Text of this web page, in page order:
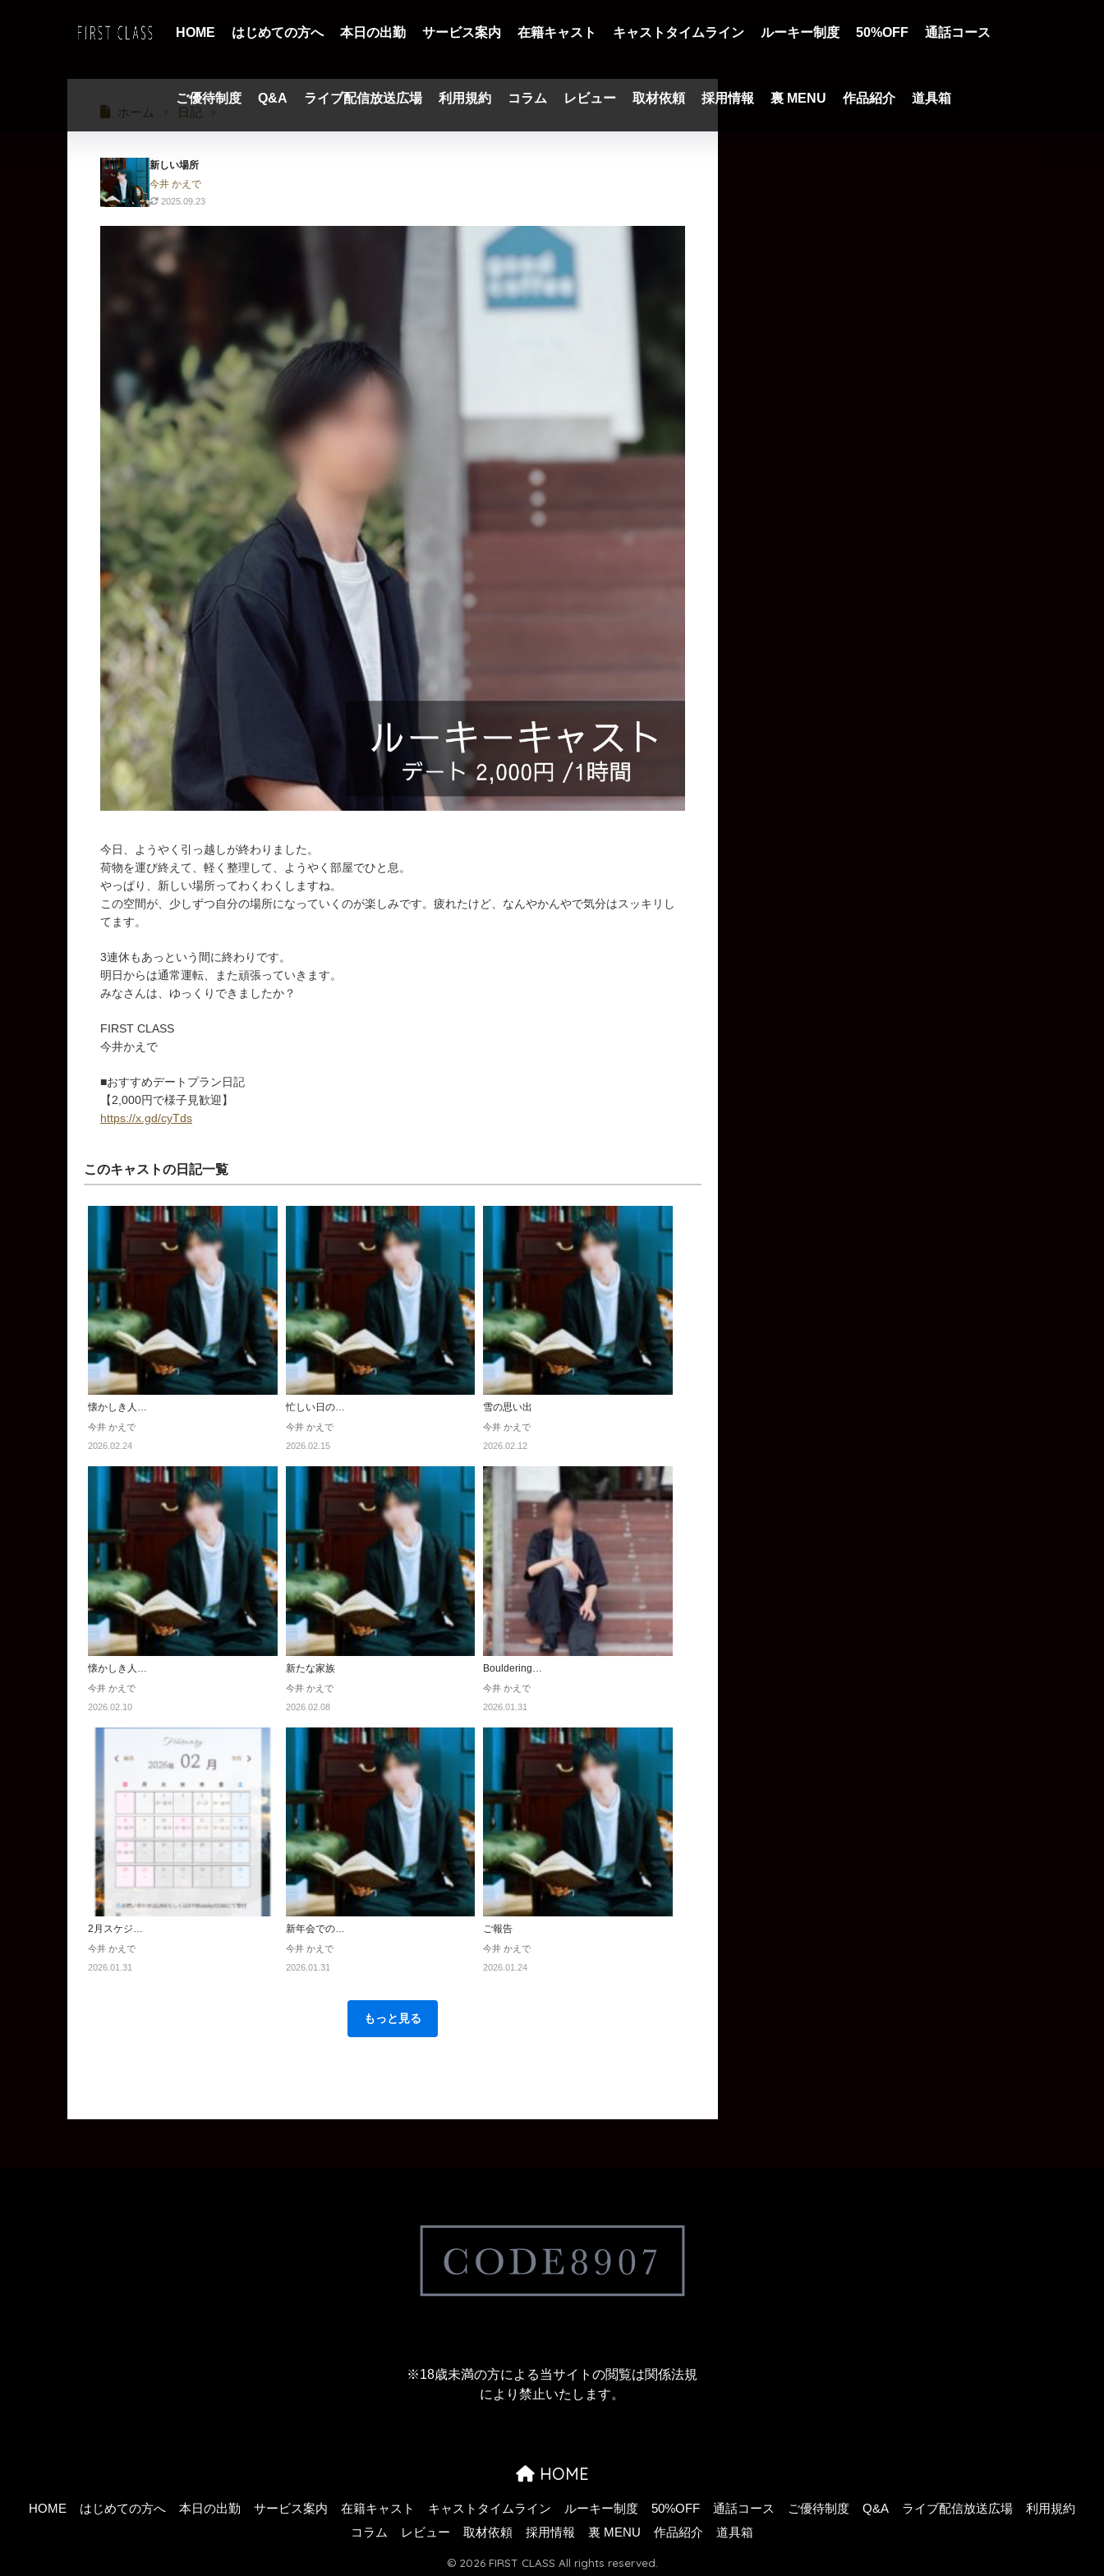
HOME はじめての方へ 本日の出勤 サービス案内 在籍キャスト キャストタイムライン ルーキー制度 50%OFF 通話コース
ご優待制度 Q&A ライブ配信放送広場 利用規約 コラム レビュー 取材依頼 採用情報 裏 MENU 作品紹介 道具箱
ホーム 日記
新しい場所
今井 かえで
2025.09.23
今日、ようやく引っ越しが終わりました。
荷物を運び終えて、軽く整理して、ようやく部屋でひと息。
やっぱり、新しい場所ってわくわくしますね。
この空間が、少しずつ自分の場所になっていくのが楽しみです。疲れたけど、なんやかんやで気分はスッキリし
てます。
3連休もあっという間に終わりです。
明日からは通常運転、また頑張っていきます。
みなさんは、ゆっくりできましたか？
FIRST CLASS
今井かえで
■おすすめデートプラン日記
【2,000円で様子見歓迎】
https://x.gd/cyTds
このキャストの日記一覧
懐かしき人…
今井 かえで
2026.02.24
忙しい日の…
今井 かえで
2026.02.15
雪の思い出
今井 かえで
2026.02.12
懐かしき人…
今井 かえで
2026.02.10
新たな家族
今井 かえで
2026.02.08
Bouldering…
今井 かえで
2026.01.31
2月スケジ…
今井 かえで
2026.01.31
新年会での…
今井 かえで
2026.01.31
ご報告
今井 かえで
2026.01.24
もっと見る
※18歳未満の方による当サイトの閲覧は関係法規
により禁止いたします。
HOME
HOME はじめての方へ 本日の出勤 サービス案内 在籍キャスト キャストタイムライン ルーキー制度 50%OFF 通話コース ご優待制度 Q&A ライブ配信放送広場
利用規約
コラム
レビュー 取材依頼 採用情報 裏 MENU 作品紹介 道具箱
© 2026 FIRST CLASS All rights reserved.